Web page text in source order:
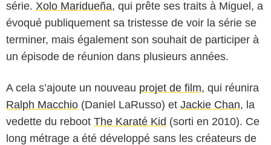
série. Xolo Maridueña, qui prête ses traits à Miguel, a
évoqué publiquement sa tristesse de voir la série se
terminer, mais également son souhait de participer à
un épisode de réunion dans plusieurs années.
A cela s’ajoute un nouveau projet de film, qui réunira
Ralph Macchio (Daniel LaRusso) et Jackie Chan, la
vedette du reboot The Karaté Kid (sorti en 2010). Ce
long métrage a été développé sans les créateurs de